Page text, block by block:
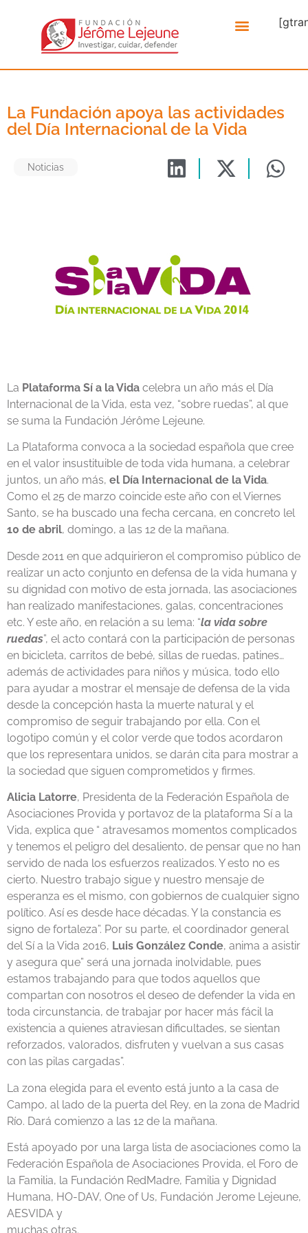
La Fundación apoya las actividades
del Día Internacional de la Vida
Noticias
La Plataforma Sí a la Vida celebra un año más el Día
Internacional de la Vida, esta vez, “sobre ruedas”, al que
se suma la Fundación Jérôme Lejeune.
La Plataforma convoca a la sociedad española que cree
en el valor insustituible de toda vida humana, a celebrar
juntos, un año más, el Día Internacional de la Vida.
Como el 25 de marzo coincide este año con el Viernes
Santo, se ha buscado una fecha cercana, en concreto lel
10 de abril, domingo, a las 12 de la mañana.
Desde 2011 en que adquirieron el compromiso público de
realizar un acto conjunto en defensa de la vida humana y
su dignidad con motivo de esta jornada, las asociaciones
han realizado manifestaciones, galas, concentraciones
etc. Y este año, en relación a su lema: “la vida sobre
ruedas”, el acto contará con la participación de personas
en bicicleta, carritos de bebé, sillas de ruedas, patines…
además de actividades para niños y música, todo ello
para ayudar a mostrar el mensaje de defensa de la vida
desde la concepción hasta la muerte natural y el
compromiso de seguir trabajando por ella. Con el
logotipo común y el color verde que todos acordaron
que los representara unidos, se darán cita para mostrar a
la sociedad que siguen comprometidos y firmes.
Alicia Latorre, Presidenta de la Federación Española de
Asociaciones Provida y portavoz de la plataforma Sí a la
Vida, explica que “ atravesamos momentos complicados
y tenemos el peligro del desaliento, de pensar que no han
servido de nada los esfuerzos realizados. Y esto no es
cierto. Nuestro trabajo sigue y nuestro mensaje de
esperanza es el mismo, con gobiernos de cualquier signo
político. Así es desde hace décadas. Y la constancia es
signo de fortaleza”. Por su parte, el coordinador general
del Sí a la Vida 2016, Luis González Conde, anima a asistir
y asegura que” será una jornada inolvidable, pues
estamos trabajando para que todos aquellos que
compartan con nosotros el deseo de defender la vida en
toda circunstancia, de trabajar por hacer más fácil la
existencia a quienes atraviesan dificultades, se sientan
reforzados, valorados, disfruten y vuelvan a sus casas
con las pilas cargadas”.
La zona elegida para el evento está junto a la casa de
Campo, al lado de la puerta del Rey, en la zona de Madrid
Río. Dará comienzo a las 12 de la mañana.
Está apoyado por una larga lista de asociaciones como la
Federación Española de Asociaciones Provida, el Foro de
la Familia, la Fundación RedMadre, Familia y Dignidad
Humana, HO-DAV, One of Us, Fundación Jerome Lejeune,
AESVIDA y
muchas otras.